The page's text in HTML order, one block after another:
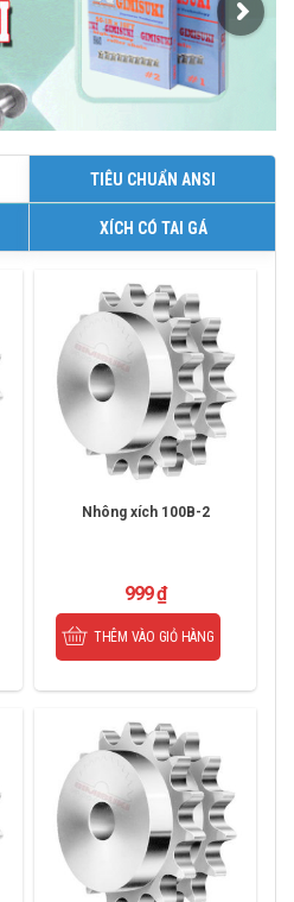
TIÊU CHUẨN ANSI
XÍCH CÓ TAI GÁ
Nhông xích 100B-2
999₫
THÊM VÀO GIỎ HÀNG